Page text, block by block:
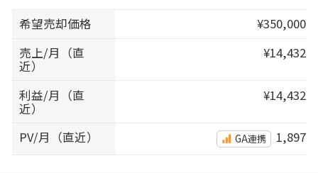
希望売却価格
¥350,000
売上/月（直
近）
¥14,432
利益/月（直
近）
¥14,432
PV/月（直近） GA連携 1,897